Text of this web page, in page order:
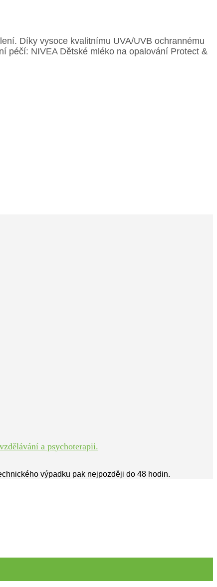
Díky vysoce kvalitnímu UVA/UVB ochrannému
péčí: NIVEA Dětské mléko na opalování Protect &
a psychoterapii.
výpadku pak nejpozději do 48 hodin.